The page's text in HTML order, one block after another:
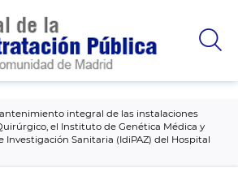
integral de las instalaciones
el Instituto de Genética Médica y
Investigación Sanitaria (IdiPAZ) del Hospital